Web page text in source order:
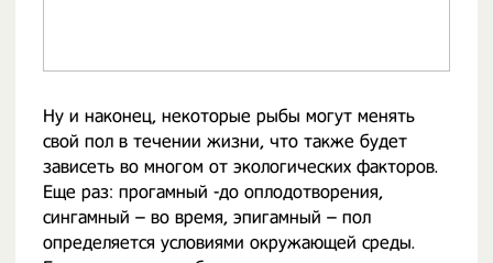
Ну и наконец, некоторые рыбы могут менять
свой пол в течении жизни, что также будет
зависеть во многом от экологических факторов.
Еще раз: прогамный -до оплодотворения,
сингамный – во время, эпигамный – пол
определяется условиями окружающей среды.